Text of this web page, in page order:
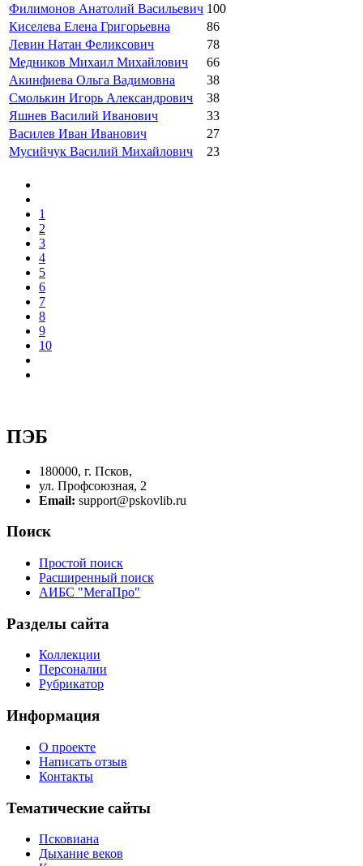
Филимонов Анатолий Васильевич 100
Киселева Елена Григорьевна
86
Левин Натан Феликсович
78
Медников Михаил Михайлович
66
Акинфиева Ольга Вадимовна
38
Смолькин Игорь Александрович
38
Яшнев Василий Иванович
33
Василев Иван Иванович
27
Мусийчук Василий Михайлович
23
1
2
3
4
5
6
7
8
9
10
ПЭБ
180000, г. Псков,
ул. Профсоюзная, 2
Email: support@pskovlib.ru
Поиск
Простой поиск
Расширенный поиск
АИБС "МегаПро"
Разделы сайта
Коллекции
Персоналии
Рубрикатор
Информация
О проекте
Написать отзыв
Контакты
Тематические сайты
Псковиана
Дыхание веков